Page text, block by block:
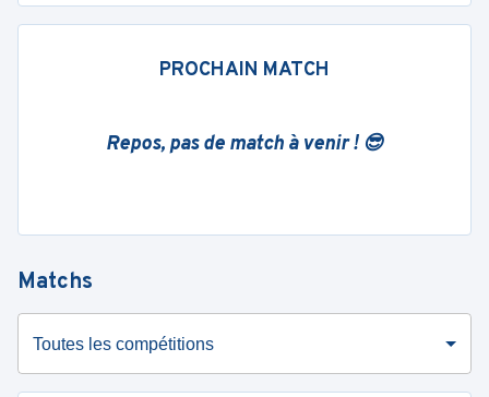
PROCHAIN MATCH
Repos, pas de match à venir ! 😎
Matchs
Toutes les compétitions